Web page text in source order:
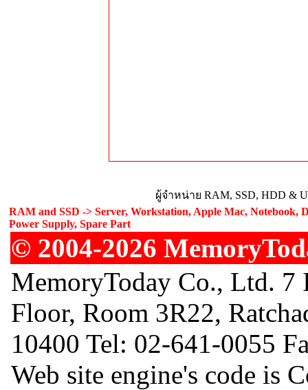
ผู้จำหน่าย RAM, SSD, HDD &
RAM and SSD -> Server, Workstation, Apple Mac, Notebook,
Power Supply, Spare Part
© 2004-2026
MemoryToday Co., Ltd.
Floor, Room 3R22,
10400 Tel: 02-641-0055
Web site engine's code is